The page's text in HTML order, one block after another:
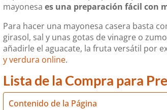
mayonesaes una preparación fácil con
Para hacer una mayonesa casera basta
girasol, sal y unas gotas de vinagre o
añadirle el aguacate, la fruta versátil por
y verdura online.
Lista de la Compra para
Contenido de la Página